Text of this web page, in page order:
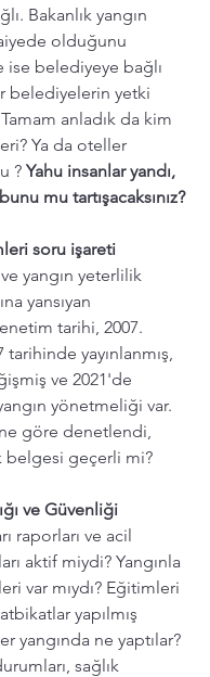
Bakanlık yangın
olduğunu
ise belediyeye bağlı
belediyelerin yetki
anladık da kim
Ya da oteller
? Yahu insanlar yandı,
mu tartışacaksınız?
soru işareti
yangın yeterlilik
yansıyan
tarihi, 2007.
yayınlanmış,
ve 2021'de
yönetmeliği var.
göre denetlendi,
belgesi geçerli mi?
ve Güvenliği
raporları ve acil
aktif miydi? Yangınla
var mıydı? Eğitimleri
yapılmış
yangında ne yaptılar?
sağlık